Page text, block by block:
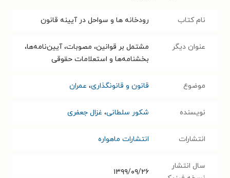
نام کتاب رودخانه ها و سواحل در آیینه قانون
عنوان دیگر
مشتمل بر قوانین، مصوبات، آیین‌نامه‌ها،
بخشنامه‌ها و استعلامات حقوقی
موضوع قانون و قانونگذاری، عمران
نویسنده شکور سلطانی، غزال جعفری
انتشارات انتشارات ماهواره
سال انتشار
۱۳۹۹/۰۹/۲۶